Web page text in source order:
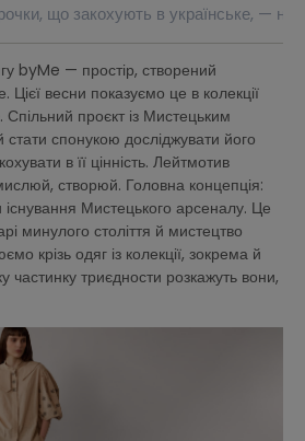
що закохують в українське, —
byMe — простір, створений
Цієї весни показуємо це в колекції
проєкт із Мистецьким
спонукою досліджувати його
в її цінність. Лейтмотив
створюй. Головна концепція:
існування Мистецького арсеналу. Це
минулого століття й мистецтво
крізь одяг із колекції, зокрема й
частинку триєдности розкажуть вони,